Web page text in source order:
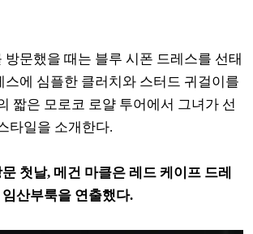
방문했을 때는 블루 시폰 드레스를 선태
스에 심플한 클러치와 스터드 귀걸이를
짧은 모로코 로얄 투어에서 그녀가 선
타일을 소개한다.
첫날, 메건 마클은 레드 케이프 드레
산부룩을 연출했다.